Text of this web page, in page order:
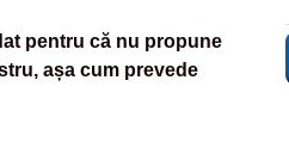
pentru că nu propune
așa cum prevede